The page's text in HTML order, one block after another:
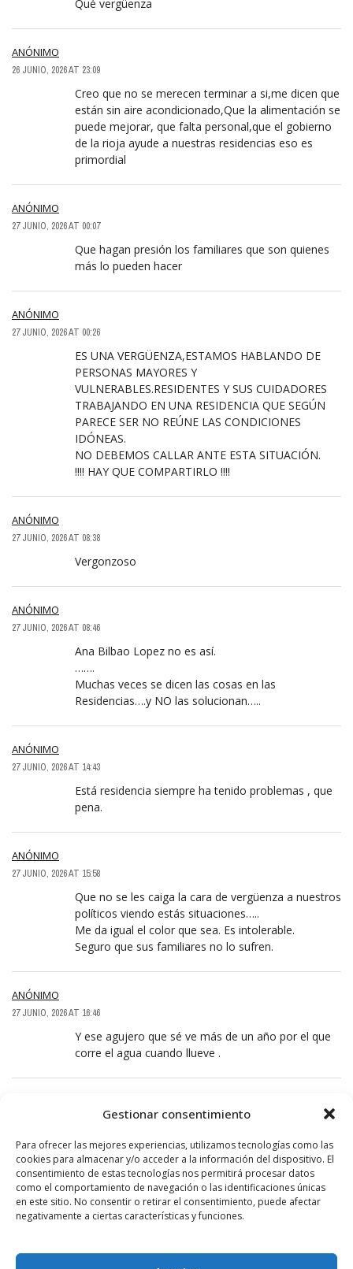
Gestionar consentimiento
Para ofrecer las mejores experiencias, utilizamos tecnologías como las
cookies para almacenar y/o acceder a la información del dispositivo. El
consentimiento de estas tecnologías nos permitirá procesar datos
como el comportamiento de navegación o las identificaciones únicas
en este sitio. No consentir o retirar el consentimiento, puede afectar
negativamente a ciertas características y funciones.
Qué vergüenza
ANÓNIMO
26 JUNIO, 2026 AT 23:09
Creo que no se merecen terminar a si,me dicen que
están sin aire acondicionado,Que la alimentación se
puede mejorar, que falta personal,que el gobierno
de la rioja ayude a nuestras residencias eso es
primordial
ANÓNIMO
27 JUNIO, 2026 AT 00:07
Que hagan presión los familiares que son quienes
más lo pueden hacer
ANÓNIMO
27 JUNIO, 2026 AT 00:26
ES UNA VERGÜENZA,ESTAMOS HABLANDO DE
PERSONAS MAYORES Y
VULNERABLES.RESIDENTES Y SUS CUIDADORES
TRABAJANDO EN UNA RESIDENCIA QUE SEGÚN
PARECE SER NO REÚNE LAS CONDICIONES
IDÓNEAS.
NO DEBEMOS CALLAR ANTE ESTA SITUACIÓN.
!!!! HAY QUE COMPARTIRLO !!!!
ANÓNIMO
27 JUNIO, 2026 AT 08:38
Vergonzoso
ANÓNIMO
27 JUNIO, 2026 AT 08:46
Ana Bilbao Lopez no es así.
…….
Muchas veces se dicen las cosas en las
Residencias….y NO las solucionan…..
ANÓNIMO
27 JUNIO, 2026 AT 14:43
Está residencia siempre ha tenido problemas , que
pena.
ANÓNIMO
27 JUNIO, 2026 AT 15:58
Que no se les caiga la cara de vergüenza a nuestros
políticos viendo estás situaciones…..
Me da igual el color que sea. Es intolerable.
Seguro que sus familiares no lo sufren.
ANÓNIMO
27 JUNIO, 2026 AT 16:46
Y ese agujero que sé ve más de un año por el que
corre el agua cuando llueve .
Pobres abuelos !
ANÓNIMO
28 JUNIO, 2026 AT 15:30